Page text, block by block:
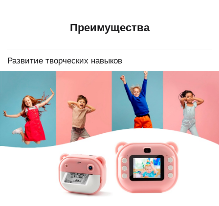
Преимущества
Развитие творческих навыков